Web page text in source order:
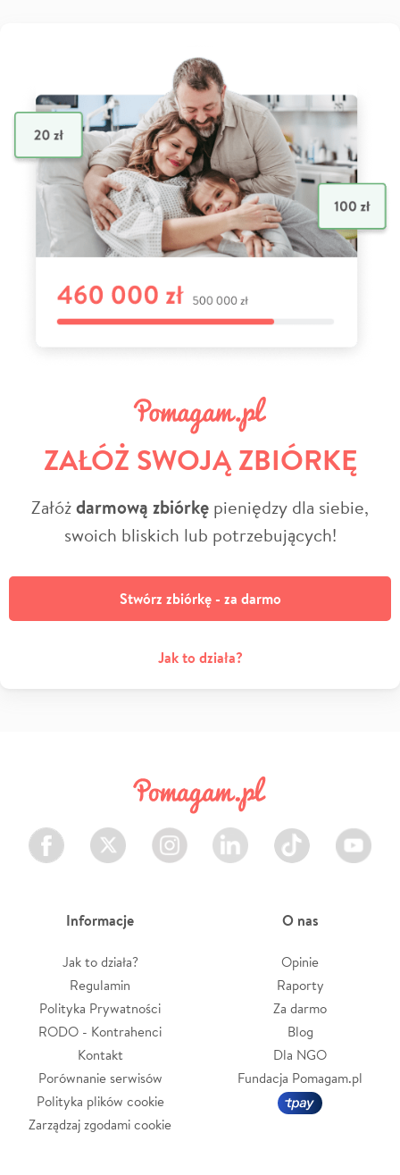
ZAŁÓŻ SWOJĄ ZBIÓRKĘ
Załóżdarmową zbiórkę pieniędzy dla siebie,
swoich bliskich lub potrzebujących!
Stwórz zbiórkę - za darmo
Jak to działa?
Facebook Twitter Instagram LinkedIn TikTok Youtube
Informacje
Jak to działa?
Regulamin
Polityka Prywatności
RODO - Kontrahenci
Kontakt
Porównanie serwisów
Polityka plików cookie
Zarządzaj zgodami cookie
O nas
Opinie
Raporty
Za darmo
Blog
Dla NGO
Fundacja Pomagam.pl